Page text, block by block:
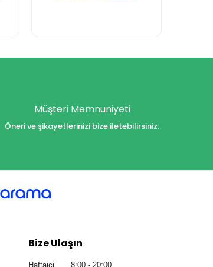
Müşteri Memnuniyeti
Öneri ve şikayetlerinizi bize iletebilirsiniz.
Bize Ulaşın
Haftaiçi 8:00 - 20:00